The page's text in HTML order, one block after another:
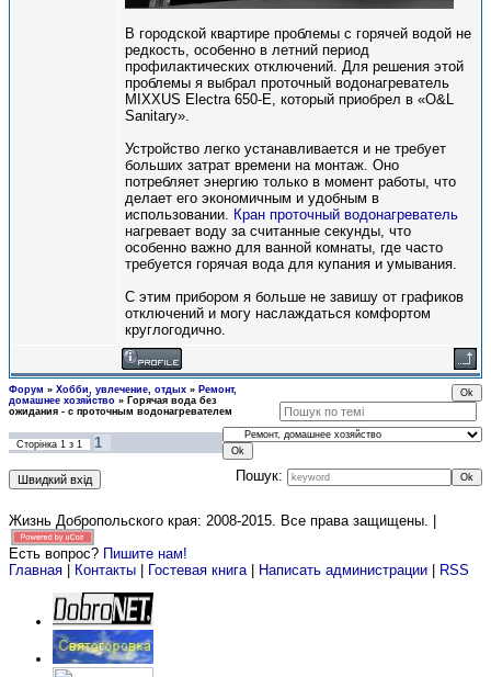
В городской квартире проблемы с горячей водой не
редкость, особенно в летний период
профилактических отключений. Для решения этой
проблемы я выбрал проточный водонагреватель
MIXXUS Electra 650-E, который приобрел в «O&L
Sanitary».
Устройство легко устанавливается и не требует
больших затрат времени на монтаж. Оно
потребляет энергию только в момент работы, что
делает его экономичным и удобным в
использовании. Кран проточный водонагреватель
нагревает воду за считанные секунды, что
особенно важно для ванной комнаты, где часто
требуется горячая вода для купания и умывания.
С этим прибором я больше не завишу от графиков
отключений и могу наслаждаться комфортом
круглогодично.
Форум » Хобби, увлечение, отдых » Ремонт,
домашнее хозяйство » Горячая вода без
ожидания - с проточным водонагревателем
Сторінка 1 з 1
1
Пошук:
Жизнь Добропольского края: 2008-2015. Все права защищены. |
Есть вопрос? Пишите нам!
Главная
Контакты Гостевая книга| Написать администрации RSS